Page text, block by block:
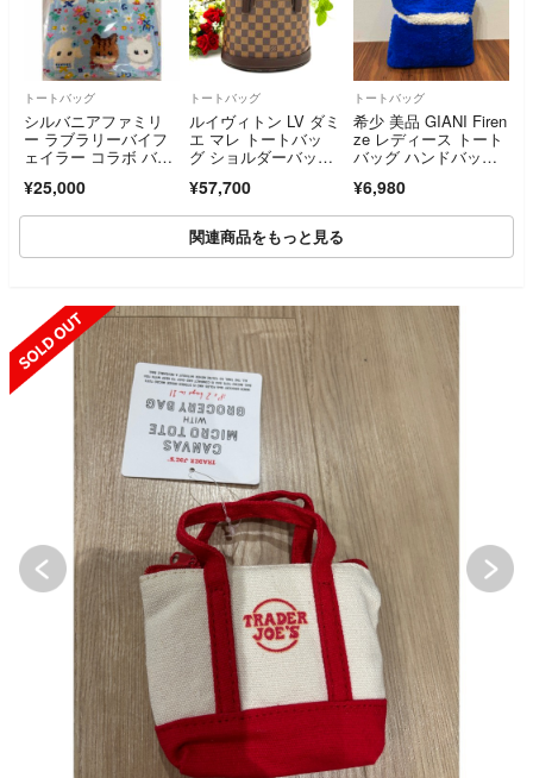
トートバッグ
シルバニアファミリ
ー ラブラリーバイフ
ェイラー コラボ バッ
¥25,000
トートバッグ
ルイヴィトン LV ダミ
エ マレ トートバッ
グ ショルダーバッ
¥57,700
トートバッグ
希少 美品 GIANI Firen
ze レディース トート
バッグ ハンドバッ
¥6,980
関連商品をもっと見る
SOLD OUT